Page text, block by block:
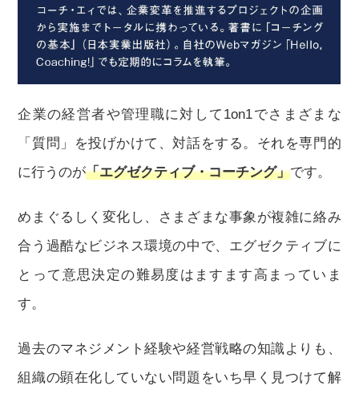
企業の経営者や管理職に対して1on1でさまざまな
「質問」を投げかけて、対話をする。それを専門的
に行うのが「エグゼクティブ・コーチング」です。
めまぐるしく変化し、さまざまな事象が複雑に絡み
合う過酷なビジネス環境の中で、エグゼクティブに
とって意思決定の難易度はますます高まっていま
す。
過去のマネジメント経験や経営戦略の知識よりも、
組織の顕在化していない問題をいち早く見つけて解